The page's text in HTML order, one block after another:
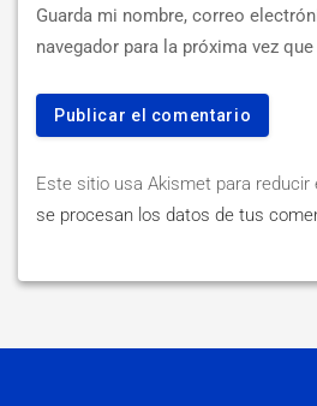
Guarda mi nombre, correo
navegador para la próxima vez
Este sitio usa Akismet para reducir
se procesan los datos de tus